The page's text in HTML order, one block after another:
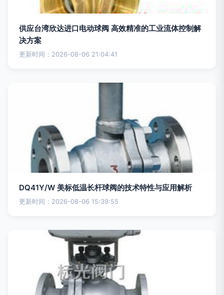
供应台湾欣达进口电动球阀 高效精准的工业流体控制解
决方案
更新时间：2026-08-06 21:04:41
DQ41Y/W 美标低温长杆球阀的技术特性与应用解析
更新时间：2026-08-06 15:39:55